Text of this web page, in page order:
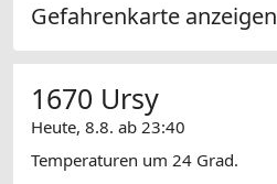
Gefahrenkarte anzeigen
1670 Ursy
Heute, 8.8. ab 23:40
Temperaturen um 24 Grad.